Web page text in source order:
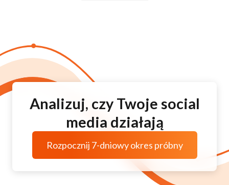
Analizuj, czy Twoje social
media działają
Rozpocznij 7-dniowy okres próbny